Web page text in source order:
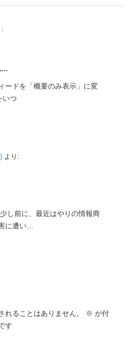
:
…
ードを「概要のみ表示」に変
いつ
より:
し前に、最近はやりの情報商
に遭い…
れることはありません。 ※ が付
す